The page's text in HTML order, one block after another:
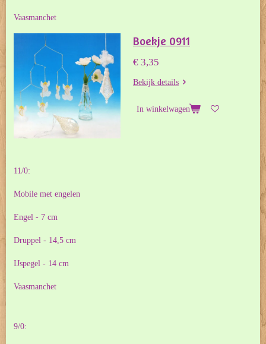
Vaasmanchet
Boekje 0911
€ 3,35
Bekijk details
In winkelwagen
11/0:
Mobile met engelen
Engel - 7 cm
Druppel - 14,5 cm
IJspegel - 14 cm
Vaasmanchet
9/0: